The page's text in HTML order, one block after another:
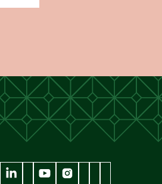
wikipedia Museum Jan Cunen
googleplus Museum Jan Cunen